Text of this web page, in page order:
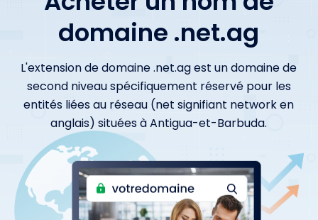
domaine .net.ag
L'extension de domaine .net.ag est un domaine de
second niveau spécifiquement réservé pour les
entités liées au réseau (net signifiant network en
anglais) situées à Antigua-et-Barbuda.